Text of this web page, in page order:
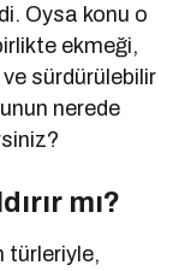
Oysa konu o
ekmeği,
sürdürülebilir
nerede
mı?
türleriyle,